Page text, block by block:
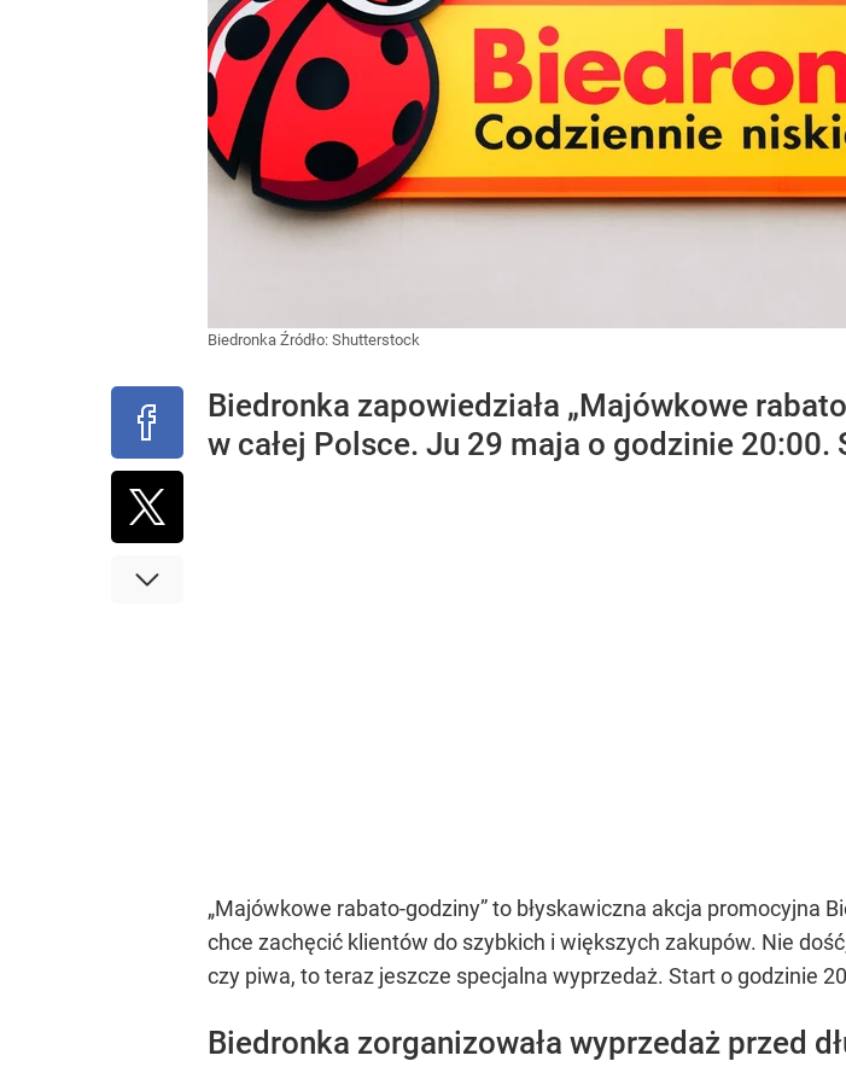
Biedronka Źródło: Shutterstock
Biedronka zapowiedziała „Majówkowe
w całej Polsce. Ju 29 maja o godzinie
„Majówkowe rabato-godziny” to błyskawiczna akcja promocyjna
chce zachęcić klientów do szybkich i większych zakupów. Nie
czy piwa, to teraz jeszcze specjalna wyprzedaż. Start o godzinie
Biedronka zorganizowała wyprzedaż przed